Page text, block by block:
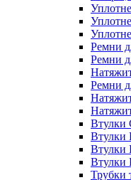
Ремни
Ремни
Ремни
Втулки
Втулки
Втулки
Втулки
Трубки